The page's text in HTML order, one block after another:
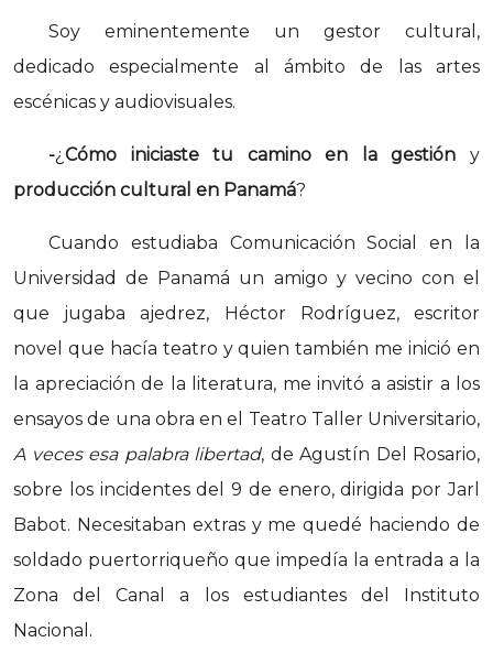
Soy eminentemente un gestor cultural,
dedicado especialmente al ámbito de las artes
escénicas y audiovisuales.
-¿ Cómo iniciaste tu camino en la gestión y
producción cultural en Panamá?
Cuando estudiaba Comunicación Social en la
Universidad de Panamá un amigo y vecino con el
que jugaba ajedrez, Héctor Rodríguez, escritor
novel que hacía teatro y quien también me inició en
la apreciación de la literatura, me invitó a asistir a los
ensayos de una obra en el Teatro Taller Universitario,
A veces esa palabra libertad, de Agustín Del Rosario,
sobre los incidentes del 9 de enero, dirigida por Jarl
Babot. Necesitaban extras y me quedé haciendo de
soldado puertorriqueño que impedía la entrada a la
Zona del Canal a los estudiantes del Instituto
Nacional.